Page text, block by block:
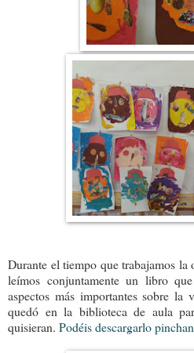
Durante el tiempo que trabajamos
leímos conjuntamente un libro
aspectos más importantes sobre
quedó en la biblioteca de aula
quisieran. Podéis descargarlo